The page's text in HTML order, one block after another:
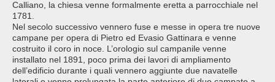
Calliano, la chiesa venne formalmente eretta a parrocchiale nel
1781.
Nel secolo successivo vennero fuse e messe in opera tre nuove
campane per opera di Pietro ed Evasio Gattinara e venne
costruito il coro in noce. L’orologio sul campanile venne
installato nel 1891, poco prima dei lavori di ampliamento
dell’edificio durante i quali vennero aggiunte due navatelle